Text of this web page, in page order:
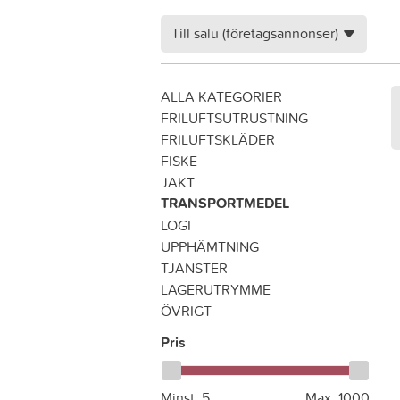
Till salu (företagsannonser)
ALLA KATEGORIER
FRILUFTSUTRUSTNING
FRILUFTSKLÄDER
FISKE
JAKT
TRANSPORTMEDEL
LOGI
UPPHÄMTNING
TJÄNSTER
LAGERUTRYMME
ÖVRIGT
Pris